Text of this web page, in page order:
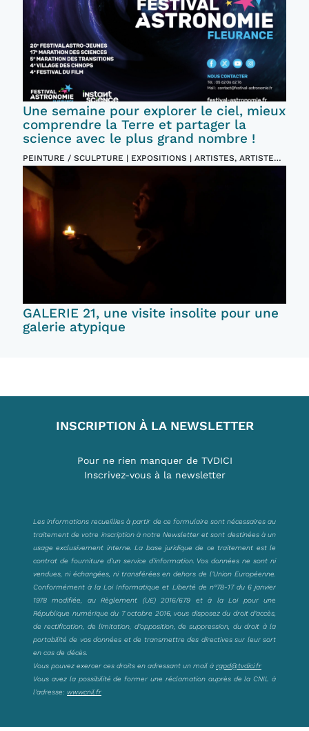
Une semaine pour explorer le ciel, mieux
comprendre la Terre et partager la
science avec le plus grand nombre !
PEINTURE / SCULPTURE | EXPOSITIONS | ARTISTES, ARTISTES
PLASTICIENS | EVENTS ET FESTIVALS
GALERIE 21, une visite insolite pour une
galerie atypique
INSCRIPTION À LA NEWSLETTER
Pour ne rien manquer de TVDICI
Inscrivez-vous à la newsletter
Les informations recueillies à partir de ce formulaire sont nécessaires au
traitement de votre inscription à notre Newsletter et sont destinées à un
usage exclusivement interne. La base juridique de ce traitement est le
contrat de fourniture d’un service d’information. Vos données ne sont ni
vendues, ni échangées, ni transférées en dehors de l’Union Européenne.
Conformément à la Loi Informatique et Liberté de n°78-17 du 6 janvier
1978 modifiée, au Règlement (UE) 2016/679 et à la Loi pour une
République numérique du 7 octobre 2016, vous disposez du droit d’accès,
de rectification, de limitation, d’opposition, de suppression, du droit à la
portabilité de vos données et de transmettre des directives sur leur sort
en cas de décès.
Vous pouvez exercer ces droits en adressant un mail à rgpd@tvdici.fr
Vous avez la possibilité de former une réclamation auprès de la CNIL à
l’adresse: www.cnil.fr